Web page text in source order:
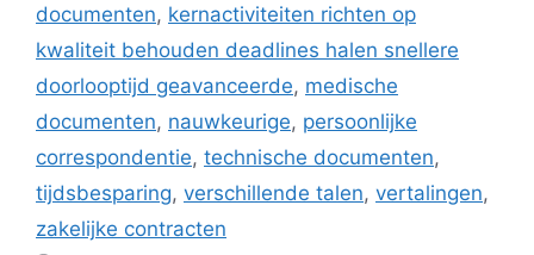
documenten, kernactiviteiten richten op
kwaliteit behouden deadlines halen snellere
doorlooptijd geavanceerde, medische
documenten, nauwkeurige, persoonlijke
correspondentie, technische documenten,
tijdsbesparing, verschillende talen, vertalingen,
zakelijke contracten